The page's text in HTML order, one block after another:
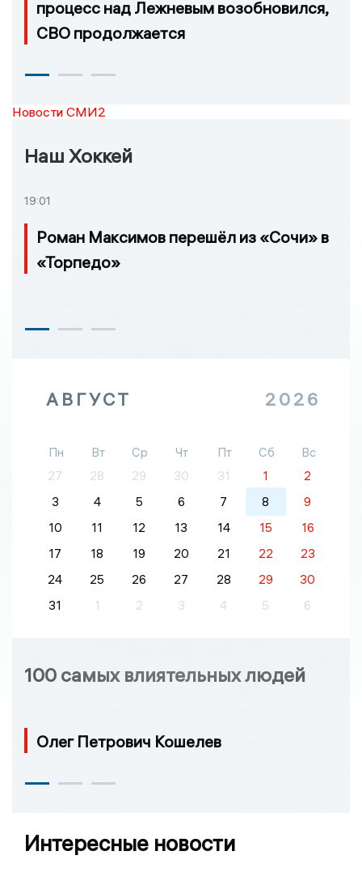
процесс над Лежневым возобновился,
СВО продолжается
Новости СМИ2
Наш Хоккей
19:01
Роман Максимов перешёл из «Сочи» в
«Торпедо»
АВГУСТ 2026
Пн Вт Ср Чт Пт Сб
Вс
27
28 29 30 31 1
2
3
4 5 6 7 8
9
10
11 12 13 14 15
16
17
18 19 20 21 22
23
24
25 26 27 28 29
30
31
1 2 3 4 5 6
100 самых влиятельных людей
Олег Петрович Кошелев
Интересные новости